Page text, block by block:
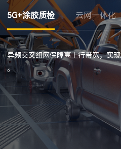
5G+涂胶质检 云网一体化
异频交叉组网保障高上行带宽，实
。